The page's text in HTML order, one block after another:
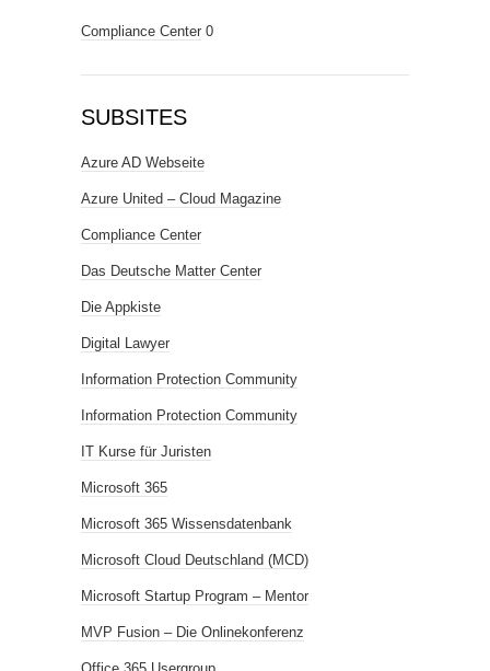
Compliance Center 0
SUBSITES
Azure AD Webseite
Azure United – Cloud Magazine
Compliance Center
Das Deutsche Matter Center
Die Appkiste
Digital Lawyer
Information Protection Community
Information Protection Community
IT Kurse für Juristen
Microsoft 365
Microsoft 365 Wissensdatenbank
Microsoft Cloud Deutschland (MCD)
Microsoft Startup Program – Mentor
MVP Fusion – Die Onlinekonferenz